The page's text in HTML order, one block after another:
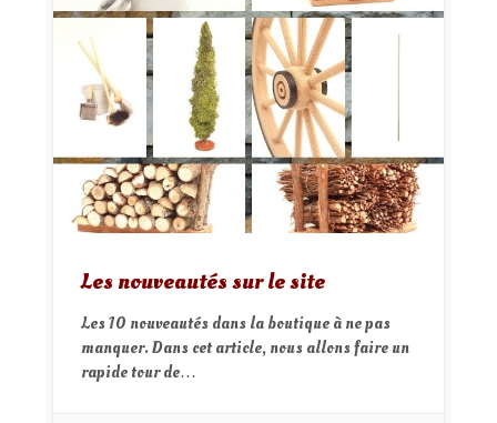
Les nouveautés sur le site
Les 10 nouveautés dans la boutique à ne pas
manquer. Dans cet article, nous allons faire un
rapide tour de…